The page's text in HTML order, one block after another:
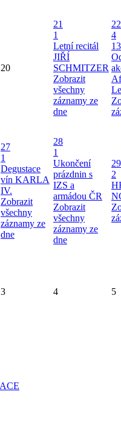
20
21
1
Letní recitál
JIŘÍ
SCHMITZER
Zobrazit
všechny
záznamy ze
dne
22
4
27
1
Degustace
vín KARLA
IV.
Zobrazit
všechny
záznamy ze
dne
28
1
Ukončení
prázdnin s
IZS a
armádou ČR
Zobrazit
všechny
záznamy ze
dne
29
2
3 4 5